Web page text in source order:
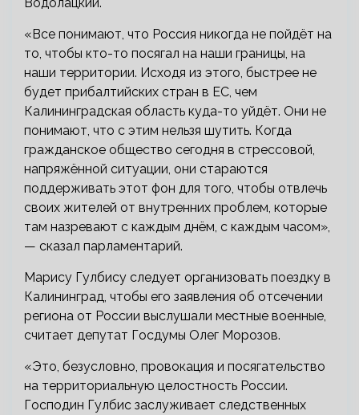
«Все понимают, что Россия никогда не пойдёт на
то, чтобы кто-то посягал на наши границы, на
наши территории. Исходя из этого, быстрее не
будет прибалтийских стран в ЕС, чем
Калининградская область куда-то уйдёт. Они не
понимают, что с этим нельзя шутить. Когда
гражданское общество сегодня в стрессовой,
напряжённой ситуации, они стараются
поддерживать этот фон для того, чтобы отвлечь
своих жителей от внутренних проблем, которые
там назревают с каждым днём, с каждым часом»,
— сказал парламентарий.
Марису Гулбису следует организовать поездку в
Калининград, чтобы его заявления об отсечении
региона от России выслушали местные военные,
считает депутат Госдумы Олег Морозов.
«Это, безусловно, провокация и посягательство
на территориальную целостность России.
Господин Гулбис заслуживает следственных